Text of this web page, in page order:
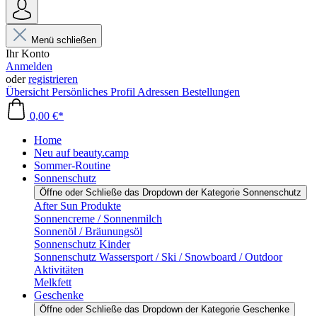
Menü schließen
Ihr Konto
Anmelden
oderregistrieren
Übersicht Persönliches Profil Adressen Bestellungen
0,00 €*
Home
Neu auf beauty.camp
Sommer-Routine
Sonnenschutz
Öffne oder Schließe das Dropdown der Kategorie Sonnenschutz
After Sun Produkte
Sonnencreme / Sonnenmilch
Sonnenöl / Bräunungsöl
Sonnenschutz Kinder
Sonnenschutz Wassersport / Ski / Snowboard / Outdoor
Aktivitäten
Melkfett
Geschenke
Öffne oder Schließe das Dropdown der Kategorie Geschenke